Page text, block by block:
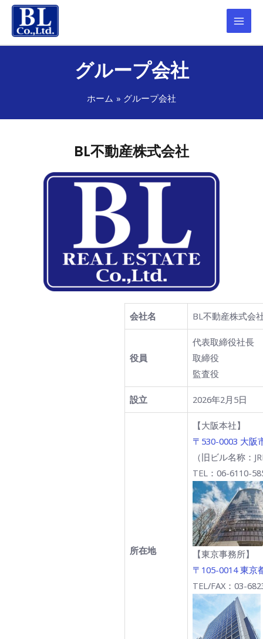
グループ会社
ホーム グループ会社
BL不動産株式会社
会社名 BL不動産株式会
役員
代表取締役社長
取締役　　　　
監査役　　　　
設立 2026年2月5日
所在地
【大阪本社】
〒530-0003 大阪
（旧ビル名称：
TEL：06-6110-
【東京事務所】
〒105-0014 東京
TEL/FAX：03-